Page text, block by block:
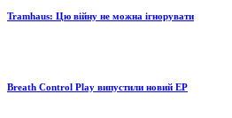
Tramhaus: Цю війну не можна ігнорувати
Breath Control Play випустили новий EP